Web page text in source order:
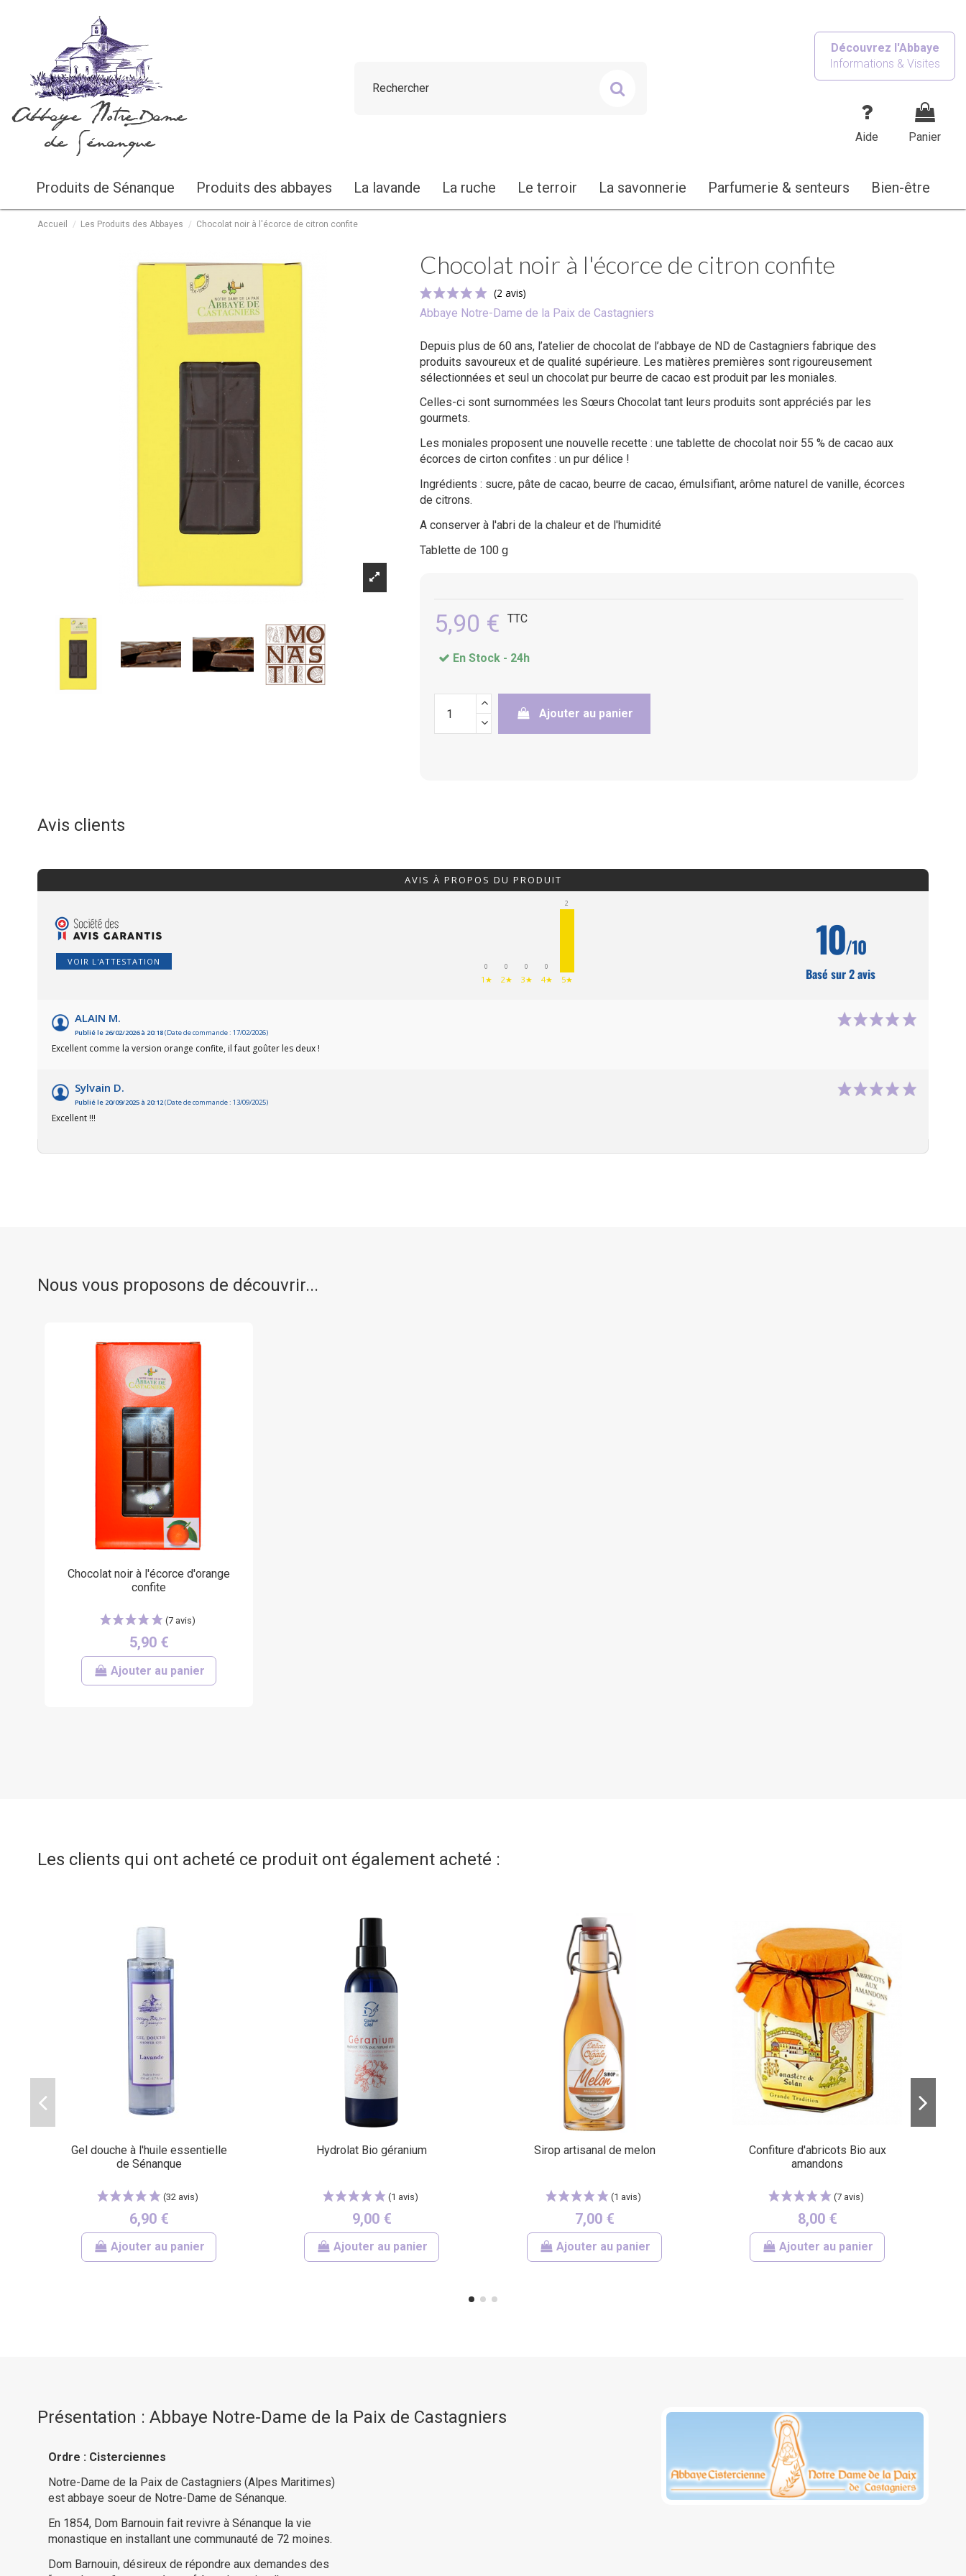
Abbaye Notre-Dame
de Sénanque
Découvrez l'Abbaye
Informations & Visites
Aide Panier
Produits de Sénanque Produits des abbayes La lavande La ruche Le terroir La savonnerie Parfumerie & senteurs Bien-être
Accueil Les Produits des Abbayes Chocolat noir à l'écorce de citron confite
Chocolat noir à l'écorce de citron confite
(2 avis)
Abbaye Notre-Dame de la Paix de Castagniers
Depuis plus de 60 ans, l’atelier de chocolat de l’abbaye de ND de Castagniers fabrique des
produits savoureux et de qualité supérieure. Les matières premières sont rigoureusement
sélectionnées et seul un chocolat pur beurre de cacao est produit par les moniales.
Celles-ci sont surnommées les Sœurs Chocolat tant leurs produits sont appréciés par les
gourmets.
Les moniales proposent une nouvelle recette : une tablette de chocolat noir 55 % de cacao aux
écorces de cirton confites : un pur délice !
Ingrédients : sucre, pâte de cacao, beurre de cacao, émulsifiant, arôme naturel de vanille, écorces
de citrons.
A conserver à l'abri de la chaleur et de l'humidité
Tablette de 100 g
5,90 € TTC
En Stock - 24h
Ajouter au panier
Avis clients
AVIS À PROPOS DU PRODUIT
VOIR L'ATTESTATION 0
1★
0
2★
0
3★
0
4★
2
5★
10/10
Basé sur 2 avis
ALAIN M.
Publié le 26/02/2026 à 20:18(Date de commande : 17/02/2026)
Excellent comme la version orange confite, il faut goûter les deux !
Sylvain D.
Publié le 20/09/2025 à 20:12(Date de commande : 13/09/2025)
Excellent !!!
Nous vous proposons de découvrir...
Chocolat noir à l'écorce d'orange
confite
5,90 €
Ajouter au panier
Les clients qui ont acheté ce produit ont également acheté :
Gel douche à l'huile essentielle
de Sénanque
6,90 €
Ajouter au panier
Hydrolat Bio géranium
9,00 €
Ajouter au panier
Sirop artisanal de melon
7,00 €
Ajouter au panier
Confiture d'abricots Bio aux
amandons
8,00 €
Ajouter au panier
Présentation : Abbaye Notre-Dame de la Paix de Castagniers
Ordre : Cisterciennes
Notre-Dame de la Paix de Castagniers (Alpes Maritimes)
est abbaye soeur de Notre-Dame de Sénanque.
En 1854, Dom Barnouin fait revivre à Sénanque la vie
monastique en installant une communauté de 72 moines.
Dom Barnouin, désireux de répondre aux demandes des